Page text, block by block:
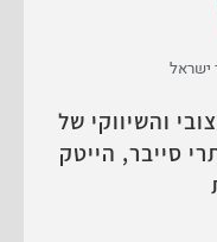
ישראל
והשיווקי של
סייבר, הייטק